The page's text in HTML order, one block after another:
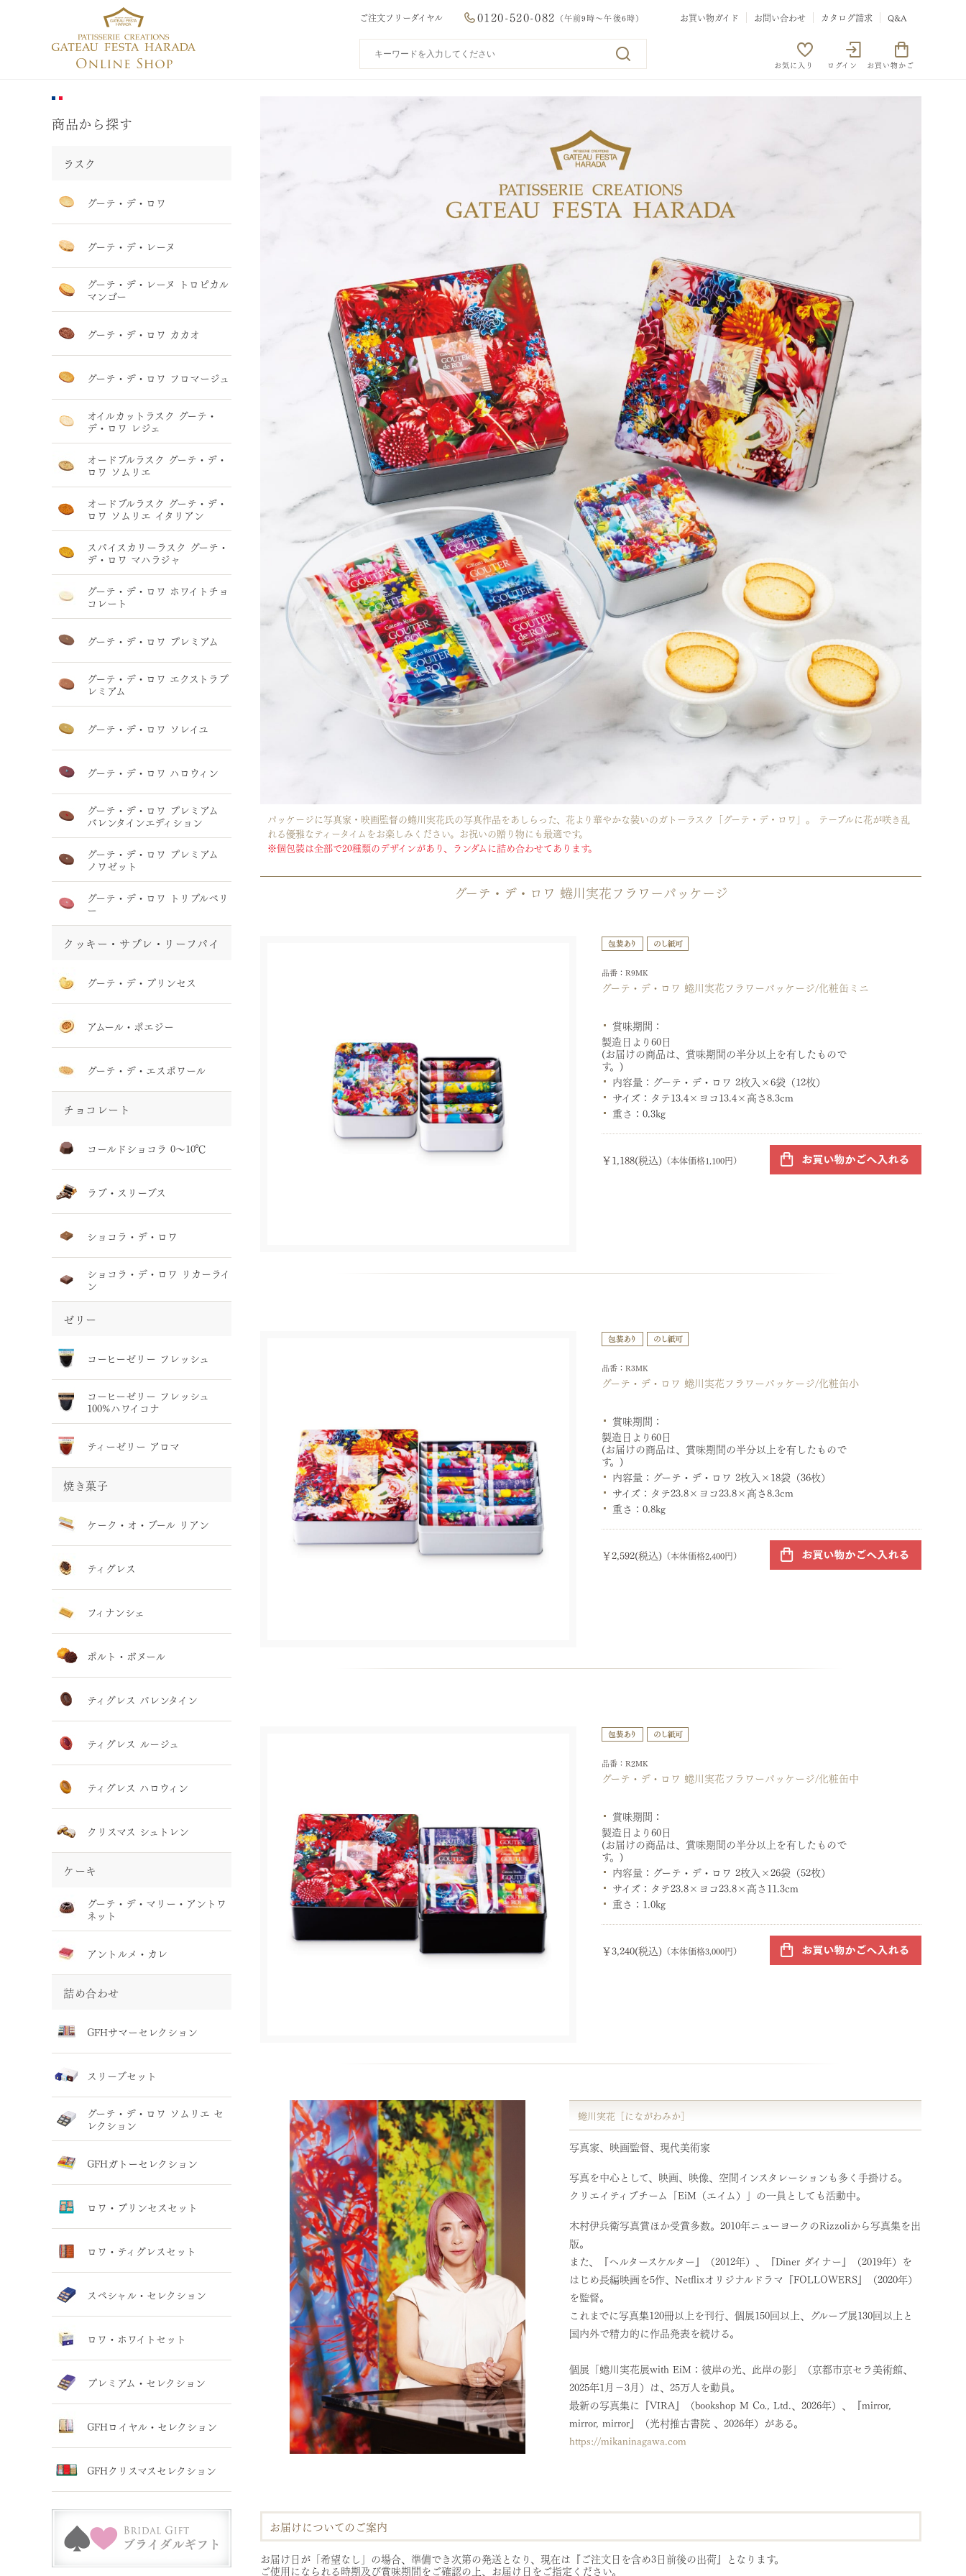
ご注文フリーダイヤル 0120-520-082 （午前9時～午後6時） お買い物ガイド お問い合わせ カタログ請求 Q&A
お気に入り ログイン お買い物かご
商品から探す
ラスク
グーテ・デ・ロワ
グーテ・デ・レーヌ
グーテ・デ・レーヌ トロピカル
マンゴー
グーテ・デ・ロワ カカオ
グーテ・デ・ロワ フロマージュ
オイルカットラスク グーテ・
デ・ロワ レジェ
オードブルラスク グーテ・デ・
ロワ ソムリエ
オードブルラスク グーテ・デ・
ロワ ソムリエ イタリアン
スパイスカリーラスク グーテ・
デ・ロワ マハラジャ
グーテ・デ・ロワ ホワイトチョ
コレート
グーテ・デ・ロワ プレミアム
グーテ・デ・ロワ エクストラプ
レミアム
グーテ・デ・ロワ ソレイユ
グーテ・デ・ロワ ハロウィン
グーテ・デ・ロワ プレミアム
バレンタインエディション
グーテ・デ・ロワ プレミアム
ノワゼット
グーテ・デ・ロワ トリプルベリ
ー
クッキー・サブレ・リーフパイ
グーテ・デ・プリンセス
アムール・ポエジー
グーテ・デ・エスポワール
チョコレート
コールドショコラ 0～10℃
ラブ・スリーブス
ショコラ・デ・ロワ
ショコラ・デ・ロワ リカーライ
ン
ゼリー
コーヒーゼリー フレッシュ
コーヒーゼリー フレッシュ
100%ハワイコナ
ティーゼリー アロマ
焼き菓子
ケーク・オ・ブール リアン
ティグレス
フィナンシェ
ポルト・ボヌール
ティグレス バレンタイン
ティグレス ルージュ
ティグレス ハロウィン
クリスマス シュトレン
ケーキ
グーテ・デ・マリー・アントワ
ネット
アントルメ・カレ
詰め合わせ
GFHサマーセレクション
スリーブセット
グーテ・デ・ロワ ソムリエ セ
レクション
GFHガトーセレクション
ロワ・プリンセスセット
ロワ・ティグレスセット
スペシャル・セレクション
ロワ・ホワイトセット
プレミアム・セレクション
GFHロイヤル・セレクション
GFHクリスマスセレクション
パッケージに写真家・映画監督の蜷川実花氏の写真作品をあしらった、花より華やかな装いのガトーラスク「グーテ・デ・ロワ」。 テーブルに花が咲き乱
れる優雅なティータイムをお楽しみください。お祝いの贈り物にも最適です。
※個包装は全部で20種類のデザインがあり、ランダムに詰め合わせてあります。
グーテ・デ・ロワ 蜷川実花フラワーパッケージ
品番：R9MK
グーテ・デ・ロワ 蜷川実花フラワーパッケージ/化粧缶ミニ
賞味期間：
製造日より60日
(お届けの商品は、賞味期間の半分以上を有したもので
す。)
内容量： グーテ・デ・ロワ 2枚入×6袋（12枚）
サイズ： タテ13.4×ヨコ13.4×高さ8.3cm
重さ： 0.3kg
￥1,188(税込) （本体価格1,100円）
品番：R3MK
グーテ・デ・ロワ 蜷川実花フラワーパッケージ/化粧缶小
賞味期間：
製造日より60日
(お届けの商品は、賞味期間の半分以上を有したもので
す。)
内容量： グーテ・デ・ロワ 2枚入×18袋（36枚）
サイズ： タテ23.8×ヨコ23.8×高さ8.3cm
重さ： 0.8kg
￥2,592(税込) （本体価格2,400円）
品番：R2MK
グーテ・デ・ロワ 蜷川実花フラワーパッケージ/化粧缶中
賞味期間：
製造日より60日
(お届けの商品は、賞味期間の半分以上を有したもので
す。)
内容量： グーテ・デ・ロワ 2枚入×26袋（52枚）
サイズ： タテ23.8×ヨコ23.8×高さ11.3cm
重さ： 1.0kg
￥3,240(税込) （本体価格3,000円）
蜷川実花［にながわみか］
写真家、映画監督、現代美術家
写真を中心として、映画、映像、空間インスタレーションも多く手掛ける。
クリエイティブチーム「EiM（エイム）」の一員としても活動中。
木村伊兵衛写真賞ほか受賞多数。2010年ニューヨークのRizzoliから写真集を出
版。
また、『ヘルタースケルター』（2012年）、『Diner ダイナー』（2019年）を
はじめ長編映画を5作、Netflixオリジナルドラマ『FOLLOWERS』（2020年）
を監督。
これまでに写真集120冊以上を刊行、個展150回以上、グループ展130回以上と
国内外で精力的に作品発表を続ける。
個展「蜷川実花展with EiM：彼岸の光、此岸の影」（京都市京セラ美術館、
2025年1月－3月）は、25万人を動員。
最新の写真集に『VIRA』（bookshop M Co., Ltd.、2026年）、『mirror,
mirror, mirror』（光村推古書院 、2026年）がある。
https://mikaninagawa.com
お届けについてのご案内
お届け日が「希望なし」の場合、準備でき次第の発送となり、現在は『ご注文日を含め3日前後の出荷』となります。
ご使用になられる時期及び賞味期間をご確認の上、お届け日をご指定ください。